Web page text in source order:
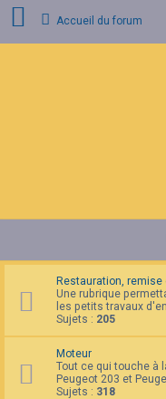
s
Accueil du forum
Restauration, remise
Une rubrique
les petits travaux
Sujets : 205
Moteur
Tout ce qui touche à
Peugeot 203 et
Sujets : 318